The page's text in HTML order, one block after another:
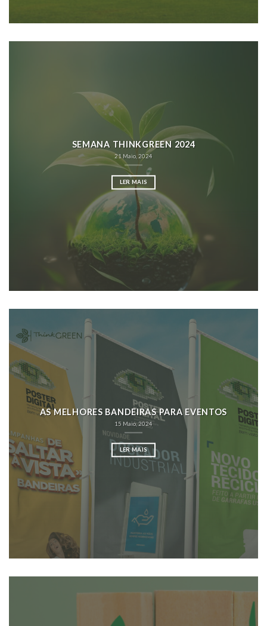
SEMANA THINKGREEN 2024
21 Maio, 2024
LER MAIS
AS MELHORES BANDEIRAS PARA EVENTOS
15 Maio, 2024
LER MAIS